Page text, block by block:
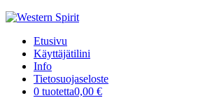
Etusivu
Käyttäjätilini
Info
Tietosuojaseloste
0 tuotetta0,00 €